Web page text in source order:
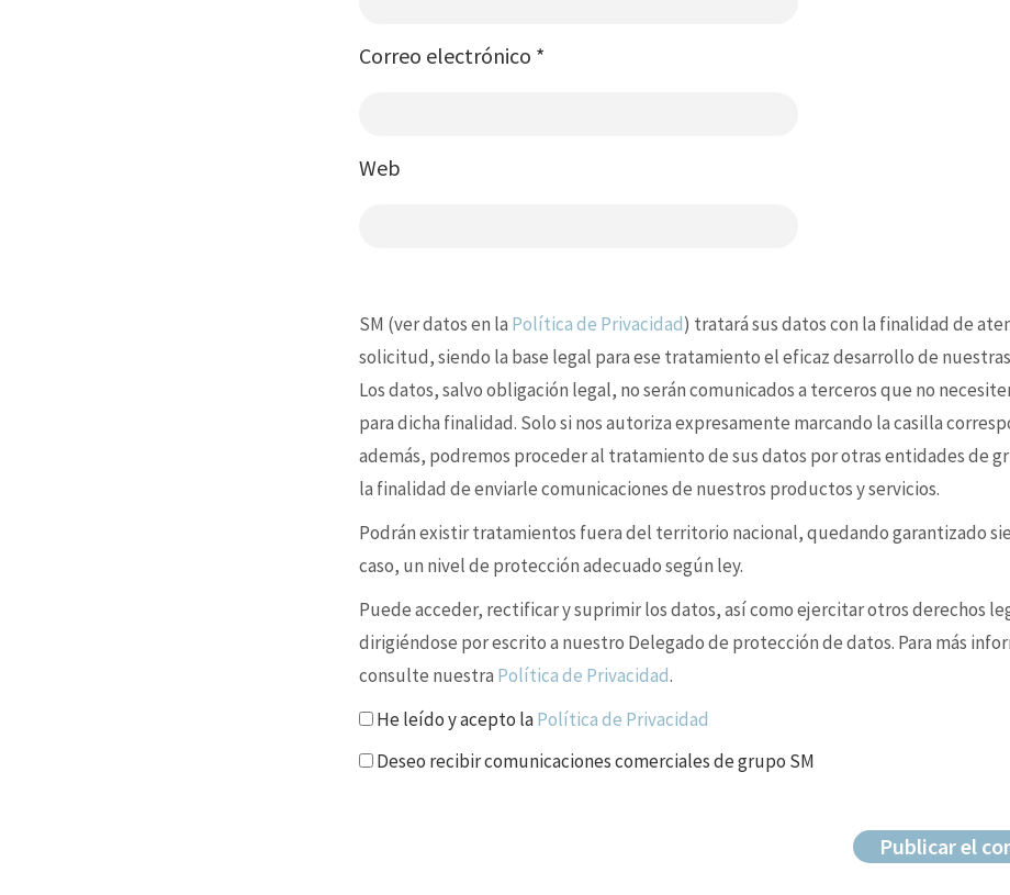
Correo electrónico *
Web
SM (ver datos en la Política de Privacidad) tratará sus datos con la finalidad de
solicitud, siendo la base legal para ese tratamiento el eficaz desarrollo de
Los datos, salvo obligación legal, no serán comunicados a terceros que no
para dicha finalidad. Solo si nos autoriza expresamente marcando la casilla
además, podremos proceder al tratamiento de sus datos por otras entidades de
la finalidad de enviarle comunicaciones de nuestros productos y servicios.
Podrán existir tratamientos fuera del territorio nacional, quedando garantizado
caso, un nivel de protección adecuado según ley.
Puede acceder, rectificar y suprimir los datos, así como ejercitar otros derechos
dirigiéndose por escrito a nuestro Delegado de protección de datos. Para más
consulte nuestra Política de Privacidad.
He leído y acepto laPolítica de Privacidad
Deseo recibir comunicaciones comerciales de grupo SM